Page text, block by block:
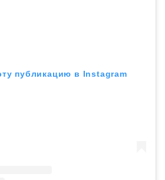
публикацию в Instagram